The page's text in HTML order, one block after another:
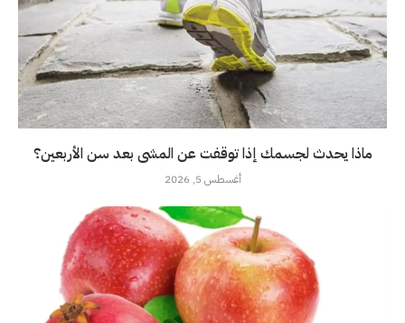
ماذا يحدث لجسمك إذا توقفت عن المشى بعد سن الأربعين؟
أغسطس 5, 2026